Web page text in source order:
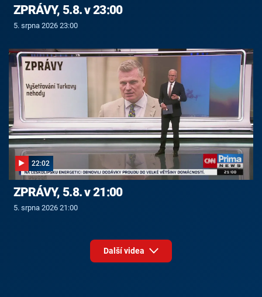
ZPRÁVY, 5.8. v 23:00
5. srpna 2026 23:00
22:02
ZPRÁVY, 5.8. v 21:00
5. srpna 2026 21:00
Další videa